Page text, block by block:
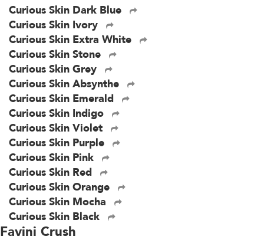
Curious Skin Dark Blue
Curious Skin Ivory
Curious Skin Extra White
Curious Skin Stone
Curious Skin Grey
Curious Skin Absynthe
Curious Skin Emerald
Curious Skin Indigo
Curious Skin Violet
Curious Skin Purple
Curious Skin Pink
Curious Skin Red
Curious Skin Orange
Curious Skin Mocha
Curious Skin Black
Favini Crush